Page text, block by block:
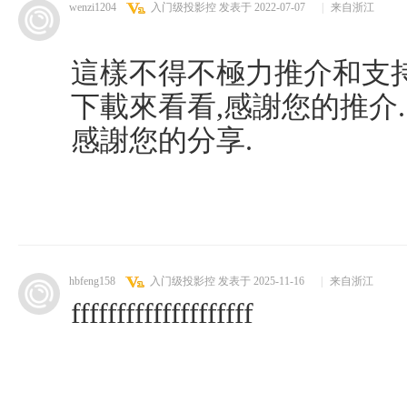
wenzi1204 入门级投影控 发表于 2022-07-07 来自浙江
這樣不得不極力推介和支
下載來看看,感謝您的推介.
感謝您的分享.
hbfeng158 入门级投影控 发表于 2025-11-16 来自浙江
ffffffffffffffffffff